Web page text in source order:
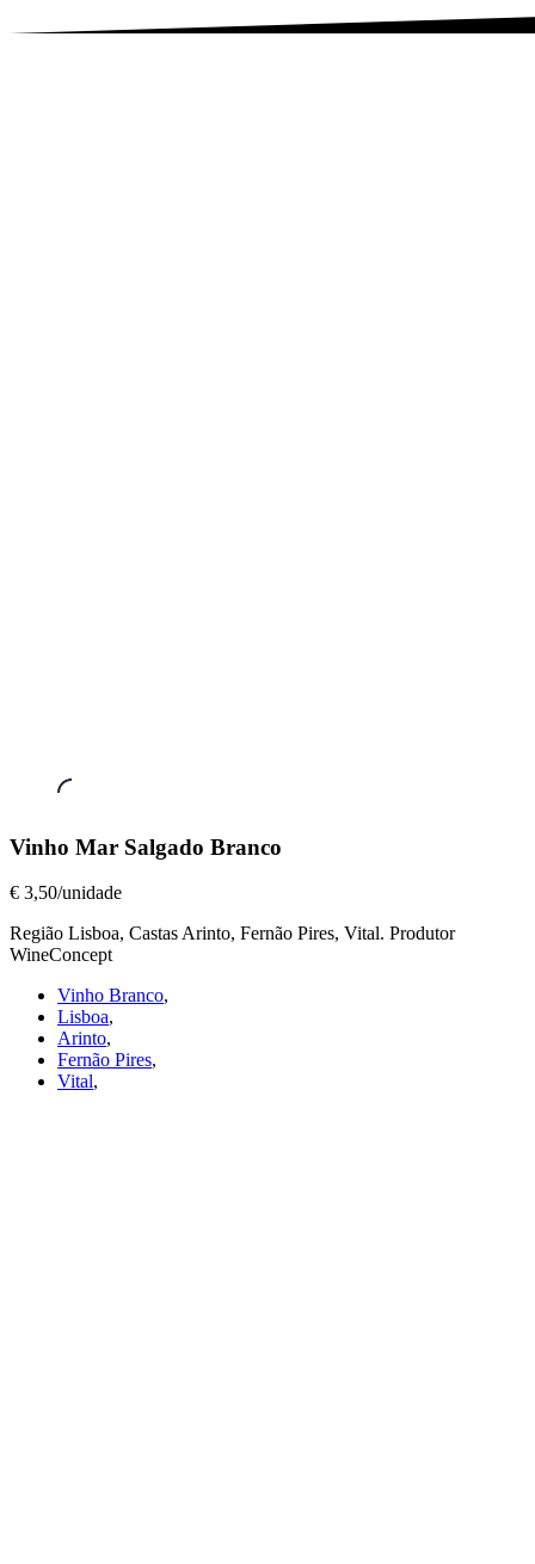
Vinhos
a
Mar
Salgado
€
3,50/unidade
Vinho Mar Salgado Branco
€ 3,50/unidade
Região Lisboa, Castas Arinto, Fernão Pires, Vital. Produtor
WineConcept
Vinho Branco,
Lisboa,
Arinto,
Fernão Pires,
Vital,